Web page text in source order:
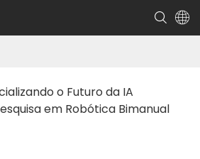
o Futuro da IA
em Robótica Bimanual